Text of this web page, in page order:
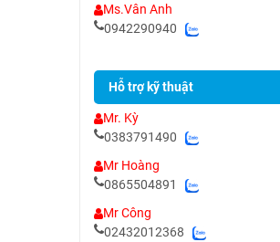
Ms.Vân Anh
0942290940
Hỗ trợ kỹ thuật
Mr. Kỳ
0383791490
Mr Hoàng
0865504891
Mr Công
02432012368